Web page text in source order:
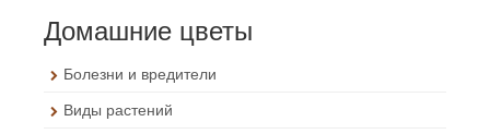
Домашние цветы
Болезни и вредители
Виды растений